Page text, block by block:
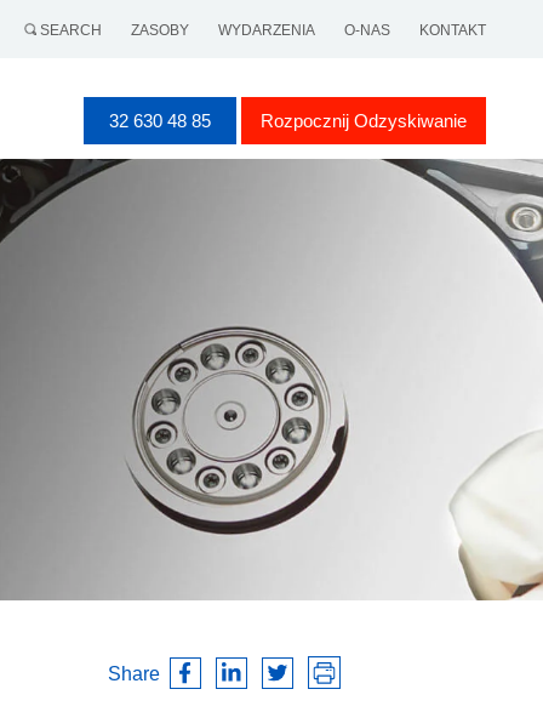
SEARCH ZASOBY WYDARZENIA O-NAS KONTAKT
32 630 48 85 Rozpocznij Odzyskiwanie
Share